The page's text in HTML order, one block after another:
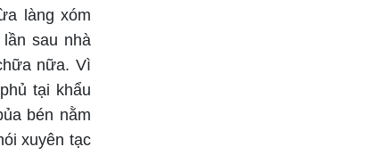
làng xóm
sau nhà
nữa. Vì
tại khẩu
bén nằm
xuyên tạc